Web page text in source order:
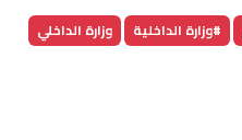
#وزارة الداخلية
وزارة الداخلي